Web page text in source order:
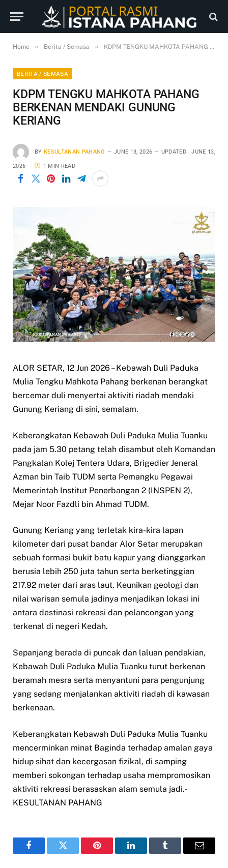
Home » Berita / Semasa » KDPM TENGKU MAHKOTA PAHANG BERKENAN MENDAKI GUNUNG KERIANG
BERITA / SEMASA
KDPM TENGKU MAHKOTA PAHANG
BERKENAN MENDAKI GUNUNG
KERIANG
BY KESULTANAN PAHANG JUNE 13, 2026 UPDATED: JUNE 13,
2026 1 MIN READ
ALOR SETAR, 12 Jun 2026 – Kebawah Duli Paduka
Mulia Tengku Mahkota Pahang berkenan berangkat
bercemar duli menyertai aktiviti riadah mendaki
Gunung Keriang di sini, semalam.
Keberangkatan Kebawah Duli Paduka Mulia Tuanku
pada jam 5.30 petang telah disambut oleh Komandan
Pangkalan Kolej Tentera Udara, Brigedier Jeneral
Azman bin Taib TUDM serta Pemangku Pegawai
Memerintah Institut Penerbangan 2 (INSPEN 2),
Mejar Noor Fazdli bin Ahmad TUDM.
Gunung Keriang yang terletak kira-kira lapan
kilometer dari pusat bandar Alor Setar merupakan
sebuah formasi bukit batu kapur yang dianggarkan
berusia lebih 250 juta tahun serta berketinggian
217.92 meter dari aras laut. Keunikan geologi dan
nilai warisan semula jadinya menjadikan lokasi ini
antara destinasi rekreasi dan pelancongan yang
terkenal di negeri Kedah.
Sepanjang berada di puncak dan laluan pendakian,
Kebawah Duli Paduka Mulia Tuanku turut berkenan
beramah mesra serta menyantuni para pengunjung
yang sedang menjalankan aktiviti riadah di kawasan
berkenaan.
Keberangkatan Kebawah Duli Paduka Mulia Tuanku
mencerminkan minat Baginda terhadap amalan gaya
hidup sihat dan kecergasan fizikal, di samping
memberi sokongan terhadap usaha mempromosikan
aktiviti rekreasi berasaskan alam semula jadi.-
KESULTANAN PAHANG
FacebookTwitter Pinterest LinkedInTumblr Email